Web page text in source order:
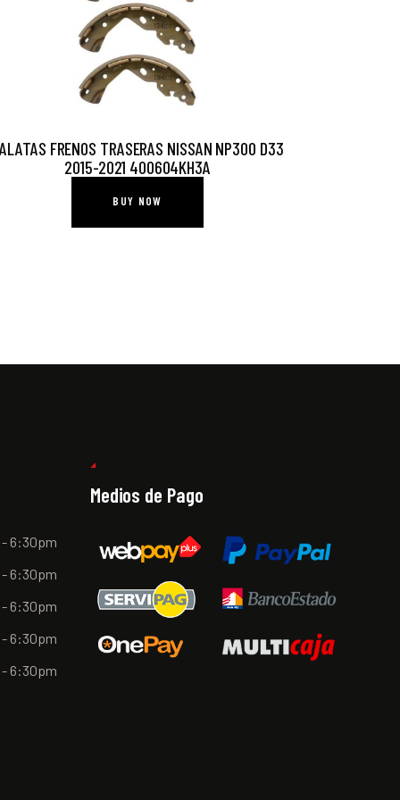
FRENOS TRASERAS NISSAN NP300 D33
2015-2021 400604KH3A
BUY NOW
6:30pm
6:30pm
6:30pm
6:30pm
6:30pm
Medios de Pago